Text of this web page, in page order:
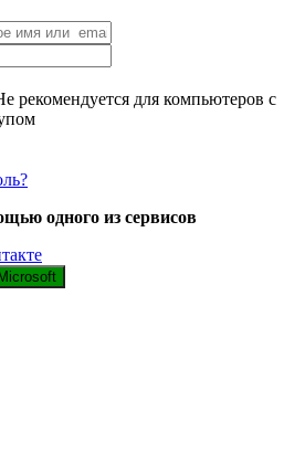
рекомендуется для компьютеров с
одного из сервисов